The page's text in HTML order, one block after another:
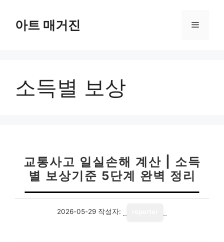
아트 매거진 메
소득별 보상
교통사고 일실손해 계산 | 소득
별 보상기준 5단계 완벽 정리
2026-05-29 작성자: